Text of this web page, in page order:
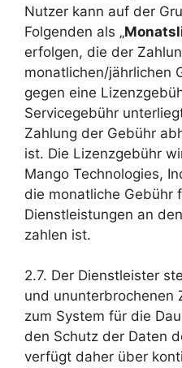
Nutzer kann auf der
Folgenden als „
erfolgen, die der
monatlichen/jährlichen
gegen eine
Servicegebühr
Zahlung der Gebühr
ist. Die Lizenzgebühr
Mango Technologies,
die monatliche Gebühr
Dienstleistungen an
zahlen ist.
2.7. Der Dienstleister
und ununterbrochenen
zum System für die
den Schutz der Daten
verfügt daher über